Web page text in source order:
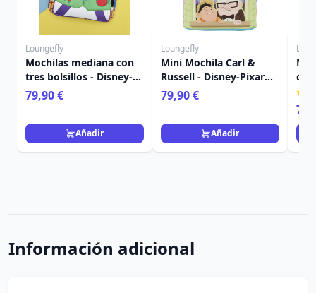
Loungefly
Mochilas mediana con
tres bolsillos - Disney-
Pixar Loungefly Toy
Story 5
79,90 €
Añadir
Loungefly
Mini Mochila Carl &
Russell - Disney-Pixar
Loungefly Up
79,90 €
Añadir
de
Información adicional